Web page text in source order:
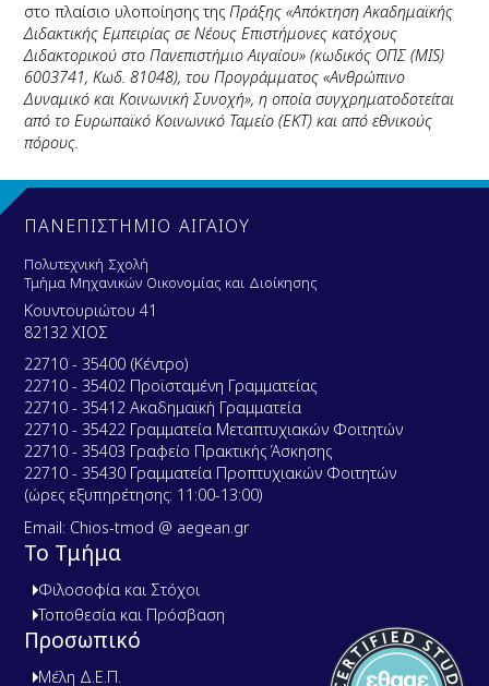
στο πλαίσιο υλοποίησης τηςΠράξης «Απόκτηση Ακαδημαϊκής
Διδακτικής Εμπειρίας σε Νέους Επιστήμονες κατόχους
Διδακτορικού στο Πανεπιστήμιο Αιγαίου» (κωδικός ΟΠΣ (MIS)
6003741, Κωδ. 81048), του Προγράμματος «Ανθρώπινο
Δυναμικό και Κοινωνική Συνοχή», η οποία συγχρηματοδοτείται
από το Ευρωπαϊκό Κοινωνικό Ταμείο (ΕΚΤ) και από εθνικούς
πόρους.
ΠΑΝΕΠΙΣΤΗΜΙΟ ΑΙΓΑΙΟΥ
Πολυτεχνική Σχολή
Τμήμα Μηχανικών Οικονομίας και Διοίκησης
Κουντουριώτου 41
82132 ΧΙΟΣ
22710 - 35400 (Κέντρο)
22710 - 35402 Προϊσταμένη Γραμματείας
22710 - 35412 Ακαδημαϊκή Γραμματεία
22710 - 35422 Γραμματεία Μεταπτυχιακών Φοιτητών
22710 - 35403 Γραφείο Πρακτικής Άσκησης
22710 - 35430 Γραμματεία Προπτυχιακών Φοιτητών
(ώρες εξυπηρέτησης: 11:00-13:00)
Email: Chios-tmod @ aegean.gr
Το Τμήμα
Φιλοσοφία και Στόχοι
Τοποθεσία και Πρόσβαση
Προσωπικό
Μέλη Δ.Ε.Π.